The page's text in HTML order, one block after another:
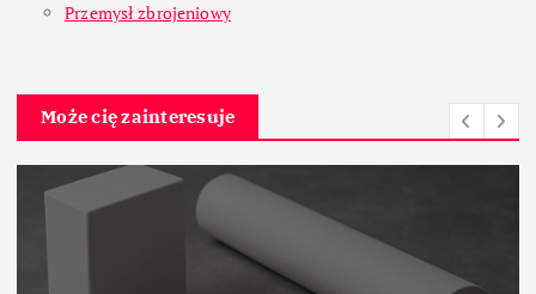
Przemysł zbrojeniowy
Może cię zainteresuje